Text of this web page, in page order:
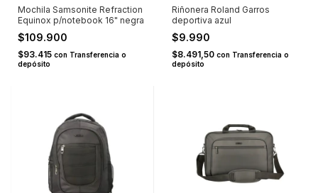
Mochila Samsonite Refraction
Equinox p/notebook 16" negra
$109.900
$93.415 con Transferencia o
depósito
Riñonera Roland Garros
deportiva azul
$9.990
$8.491,50 con Transferencia o
depósito